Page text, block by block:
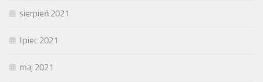
sierpień 2021
lipiec 2021
maj 2021